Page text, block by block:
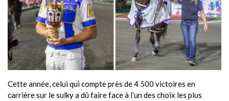
Cette année, celui qui compte près de 4 500 victoires en
carrière sur le sulky a dû faire face à l’un des choix les plus